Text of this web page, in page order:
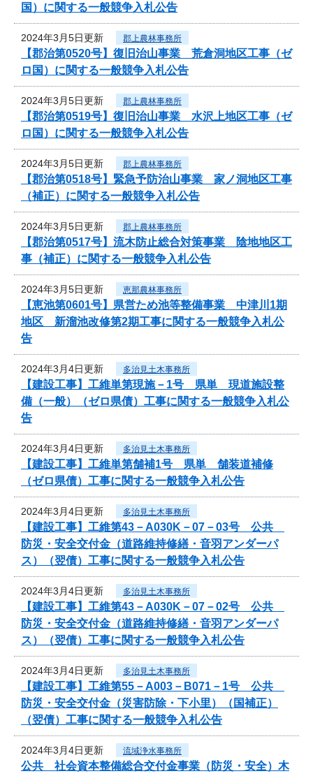
国）に関する一般競争入札公告
2024年3月5日更新 郡上農林事務所
【郡治第0520号】復旧治山事業 荒倉洞地区工事（ゼ
ロ国）に関する一般競争入札公告
2024年3月5日更新 郡上農林事務所
【郡治第0519号】復旧治山事業 水沢上地区工事（ゼ
ロ国）に関する一般競争入札公告
2024年3月5日更新 郡上農林事務所
【郡治第0518号】緊急予防治山事業 家ノ洞地区工事
（補正）に関する一般競争入札公告
2024年3月5日更新 郡上農林事務所
【郡治第0517号】流木防止総合対策事業 陰地地区工
事（補正）に関する一般競争入札公告
2024年3月5日更新 恵那農林事務所
【恵池第0601号】県営ため池等整備事業 中津川1期
地区 新溜池改修第2期工事に関する一般競争入札公
告
2024年3月4日更新 多治見土木事務所
【建設工事】工維単第現施－1号 県単 現道施設整
備（一般）（ゼロ県債）工事に関する一般競争入札公
告
2024年3月4日更新 多治見土木事務所
【建設工事】工維単第舗補1号 県単 舗装道補修
（ゼロ県債）工事に関する一般競争入札公告
2024年3月4日更新 多治見土木事務所
【建設工事】工維第43－A030K－07－03号 公共
防災・安全交付金（道路維持修繕・音羽アンダーパ
ス）（翌債）工事に関する一般競争入札公告
2024年3月4日更新 多治見土木事務所
【建設工事】工維第43－A030K－07－02号 公共
防災・安全交付金（道路維持修繕・音羽アンダーパ
ス）（翌債）工事に関する一般競争入札公告
2024年3月4日更新 多治見土木事務所
【建設工事】工維第55－A003－B071－1号 公共
防災・安全交付金（災害防除・下小里）（国補正）
（翌債）工事に関する一般競争入札公告
2024年3月4日更新 流域浄水事務所
公共 社会資本整備総合交付金事業（防災・安全）木